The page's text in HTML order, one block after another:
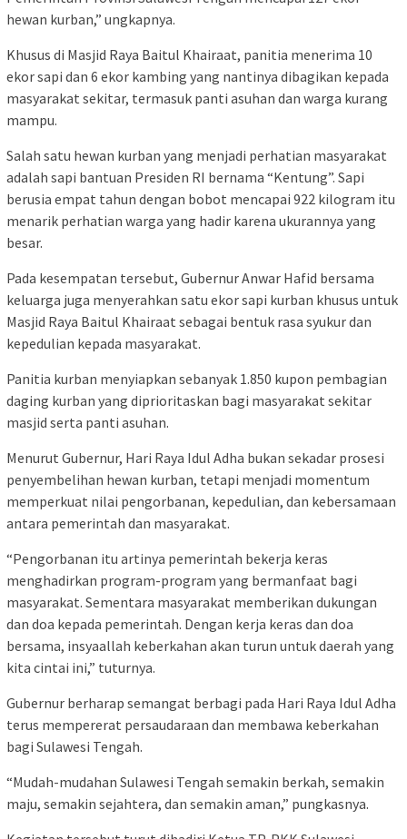
hewan kurban,” ungkapnya.
Khusus di Masjid Raya Baitul Khairaat, panitia menerima 10
ekor sapi dan 6 ekor kambing yang nantinya dibagikan kepada
masyarakat sekitar, termasuk panti asuhan dan warga kurang
mampu.
Salah satu hewan kurban yang menjadi perhatian masyarakat
adalah sapi bantuan Presiden RI bernama “Kentung”. Sapi
berusia empat tahun dengan bobot mencapai 922 kilogram itu
menarik perhatian warga yang hadir karena ukurannya yang
besar.
Pada kesempatan tersebut, Gubernur Anwar Hafid bersama
keluarga juga menyerahkan satu ekor sapi kurban khusus untuk
Masjid Raya Baitul Khairaat sebagai bentuk rasa syukur dan
kepedulian kepada masyarakat.
Panitia kurban menyiapkan sebanyak 1.850 kupon pembagian
daging kurban yang diprioritaskan bagi masyarakat sekitar
masjid serta panti asuhan.
Menurut Gubernur, Hari Raya Idul Adha bukan sekadar prosesi
penyembelihan hewan kurban, tetapi menjadi momentum
memperkuat nilai pengorbanan, kepedulian, dan kebersamaan
antara pemerintah dan masyarakat.
“Pengorbanan itu artinya pemerintah bekerja keras
menghadirkan program-program yang bermanfaat bagi
masyarakat. Sementara masyarakat memberikan dukungan
dan doa kepada pemerintah. Dengan kerja keras dan doa
bersama, insyaallah keberkahan akan turun untuk daerah yang
kita cintai ini,” tuturnya.
Gubernur berharap semangat berbagi pada Hari Raya Idul Adha
terus mempererat persaudaraan dan membawa keberkahan
bagi Sulawesi Tengah.
“Mudah-mudahan Sulawesi Tengah semakin berkah, semakin
maju, semakin sejahtera, dan semakin aman,” pungkasnya.